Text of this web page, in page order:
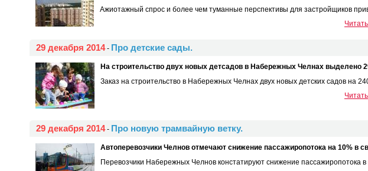
Ажиотажный спрос и более чем туманные перспективы для застройщиков
29 декабря 2014- Про детские сады.
На строительство двух новых детсадов в Набережных Челнах выделено
Заказ на строительство в Набережных Челнах двух новых детских садов на
29 декабря 2014- Про новую трамвайную ветку.
Автоперевозчики Челнов отмечают снижение пассажиропотока на 10% в
Перевозчики Набережных Челнов констатируют снижение пассажиропотока